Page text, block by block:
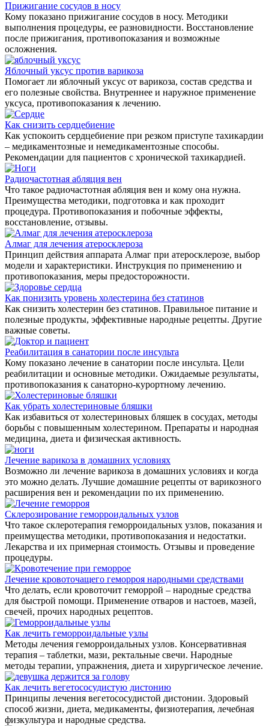
Прижигание сосудов в носу
Кому показано прижигание сосудов в носу. Методики
выполнения процедуры, ее разновидности. Восстановление
после прижигания, противопоказания и возможные
осложнения.
Яблочный уксус против варикоза
Помогает ли яблочный уксус от варикоза, состав средства и
его полезные свойства. Внутреннее и наружное применение
уксуса, противопоказания к лечению.
Как снизить сердцебиение
Как успокоить сердцебиение при резком приступе тахикардии
– медикаментозные и немедикаментозные способы.
Рекомендации для пациентов с хронической тахикардией.
Радиочастотная абляция вен
Что такое радиочастотная абляция вен и кому она нужна.
Преимущества методики, подготовка и как проходит
процедура. Противопоказания и побочные эффекты,
восстановление, отзывы.
Алмаг для лечения атеросклероза
Принцип действия аппарата Алмаг при атеросклерозе, выбор
модели и характеристики. Инструкция по применению и
противопоказания, меры предосторожности.
Как понизить уровень холестерина без статинов
Как снизить холестерин без статинов. Правильное питание и
полезные продукты, эффективные народные рецепты. Другие
важные советы.
Реабилитация в санатории после инсульта
Кому показано лечение в санатории после инсульта. Цели
реабилитации и основные методики. Ожидаемые результаты,
противопоказания к санаторно-курортному лечению.
Как убрать холестериновые бляшки
Как избавиться от холестериновых бляшек в сосудах, методы
борьбы с повышенным холестерином. Препараты и народная
медицина, диета и физическая активность.
Лечение варикоза в домашних условиях
Возможно ли лечение варикоза в домашних условиях и когда
это можно делать. Лучшие домашние рецепты от варикозного
расширения вен и рекомендации по их применению.
Склерозирование геморроидальных узлов
Что такое склеротерапия геморроидальных узлов, показания и
преимущества методики, противопоказания и недостатки.
Лекарства и их примерная стоимость. Отзывы и проведение
процедуры.
Лечение кровоточащего геморроя народными средствами
Что делать, если кровоточит геморрой – народные средства
для быстрой помощи. Применение отваров и настоев, мазей,
свечей, прочих народных рецептов.
Как лечить геморроидальные узлы
Методы лечения геморроидальных узлов. Консервативная
терапия – таблетки, мази, ректальные свечи. Народные
методы терапии, упражнения, диета и хирургическое лечение.
Как лечить вегетососудистую дистонию
Принципы лечения вегетососудистой дистонии. Здоровый
способ жизни, диета, медикаменты, физиотерапия, лечебная
физкультура и народные средства.